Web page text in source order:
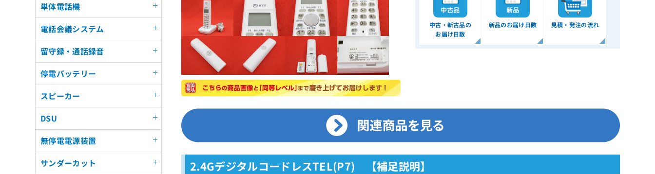
中古・新古品の
お届け日数
新品のお届け日数 見積・発注の流れ
2.4GデジタルコードレスTEL(P7) 【補足説明】
単体電話機
電話会議システム
留守録・通話録音
停電バッテリー
スピーカー
DSU
無停電電源装置
サンダーカット